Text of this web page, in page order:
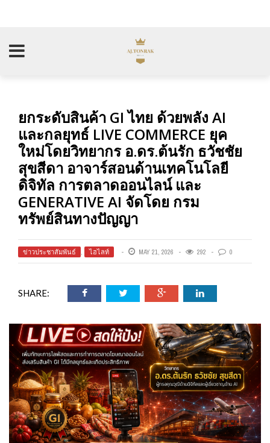
ยกระดับสินค้า GI ไทย ด้วยพลัง AI
และกลยุทธ์ LIVE COMMERCE ยุค
ใหม่โดยวิทยากร อ.ดร.ต้นรัก ธวัชชัย
สุขสีดา อาจาร์สอนด้านเทคโนโลยี
ดิจิทัล การตลาดออนไลน์ และ
GENERATIVE AI จัดโดย กรม
ทรัพย์สินทางปัญญา
ข่าวประชาสัมพันธ์ , ไฮไลท์ MAY 21, 2026 292 0
SHARE: